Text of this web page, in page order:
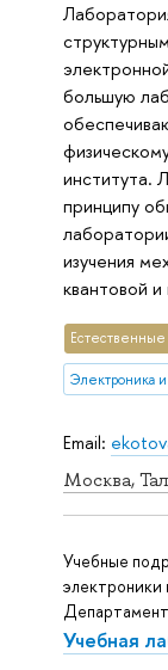
Email:
Москва,
большую
института.
принципу
изучения
квантовой
Естественные
Электроника
Учебные
Учебная